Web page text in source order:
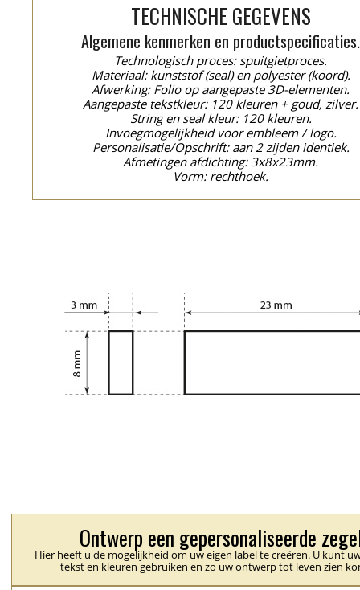
TECHNISCHE GEGEVENS
Algemene kenmerken en productspecificaties.
Technologisch proces: spuitgietproces.
Materiaal: kunststof (seal) en polyester (koord).
Afwerking: Folio op aangepaste 3D-elementen.
Aangepaste tekstkleur: 120 kleuren + goud, zilver.
String en seal kleur: 120 kleuren.
Invoegmogelijkheid voor embleem / logo.
Personalisatie/Opschrift: aan 2 zijden identiek.
Afmetingen afdichting: 3x8x23mm.
Vorm: rechthoek.
Ontwerp een gepersonaliseerde
Hier heeft u de mogelijkheid om uw eigen label te creëren. U kunt
tekst en kleuren gebruiken en zo uw ontwerp tot leven zien